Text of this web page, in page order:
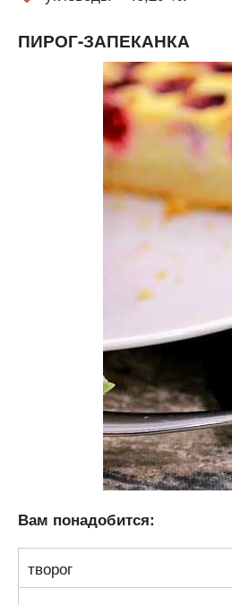
ПИРОГ-ЗАПЕКАНКА
Вам понадобится:
творог